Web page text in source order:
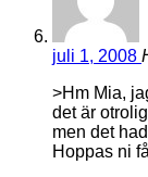
juli 1, 2008
>Hm Mia,
det är
men det
Hoppas ni